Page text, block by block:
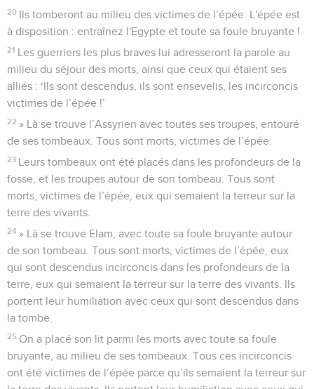
20 Ils tomberont au milieu des victimes de l’épée. L'épée est
à disposition : entraînez l'Egypte et toute sa foule bruyante !
21 Les guerriers les plus braves lui adresseront la parole au
milieu du séjour des morts, ainsi que ceux qui étaient ses
alliés : ‘Ils sont descendus, ils sont ensevelis, les incirconcis
victimes de l’épée !’
22 » Là se trouve l’Assyrien avec toutes ses troupes, entouré
de ses tombeaux. Tous sont morts, victimes de l’épée.
23 Leurs tombeaux ont été placés dans les profondeurs de la
fosse, et les troupes autour de son tombeau. Tous sont
morts, victimes de l’épée, eux qui semaient la terreur sur la
terre des vivants.
24 » Là se trouve Elam, avec toute sa foule bruyante autour
de son tombeau. Tous sont morts, victimes de l’épée, eux
qui sont descendus incirconcis dans les profondeurs de la
terre, eux qui semaient la terreur sur la terre des vivants. Ils
portent leur humiliation avec ceux qui sont descendus dans
la tombe.
25 On a placé son lit parmi les morts avec toute sa foule
bruyante, au milieu de ses tombeaux. Tous ces incirconcis
ont été victimes de l’épée parce qu’ils semaient la terreur sur